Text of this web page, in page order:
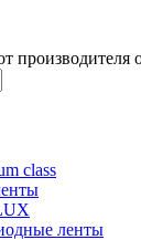
class
ленты